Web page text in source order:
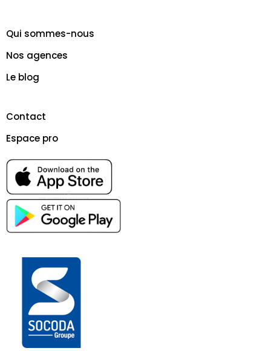
Qui sommes-nous
Nos agences
Le blog
Contact
Espace pro